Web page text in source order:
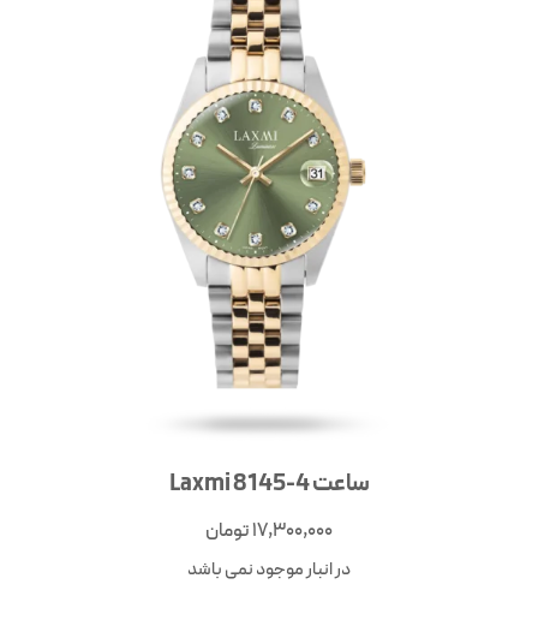
ساعت Laxmi 8145-4
17,300,000تومان
در انبار موجود نمی باشد